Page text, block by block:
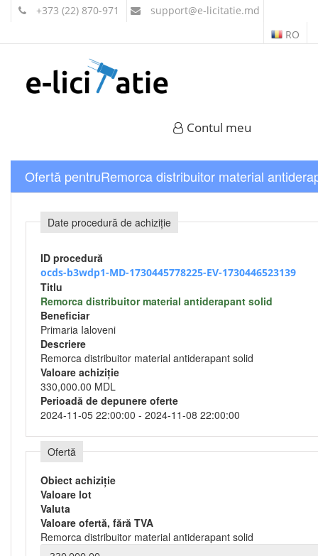
+373 (22) 870-971 support@e-licitatie.md
RO
Contul meu
Ofertă pentruRemorca distribuitor material
Date procedură de achiziție
ID procedură
ocds-b3wdp1-MD-1730445778225-EV-1730446523139
Titlu
Remorca distribuitor material antiderapant solid
Beneficiar
Primaria Ialoveni
Descriere
Remorca distribuitor material antiderapant solid
Valoare achiziție
330,000.00 MDL
Perioadă de depunere oferte
2024-11-05 22:00:00 - 2024-11-08 22:00:00
Ofertă
Obiect achiziție
Valoare lot
Valuta
Valoare ofertă, fără TVA
Remorca distribuitor material antiderapant solid